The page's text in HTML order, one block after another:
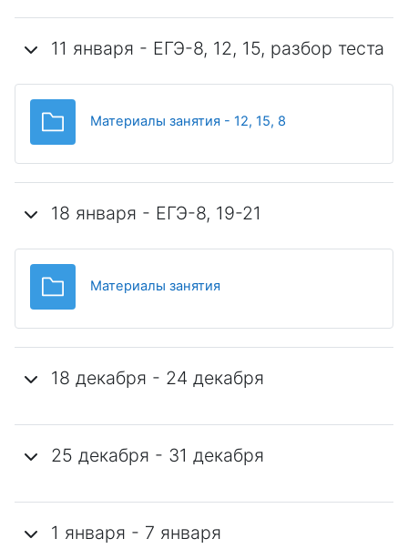
11 января - ЕГЭ-8, 12, 15, разбор теста
Материалы занятия - 12, 15, 8
18 января - ЕГЭ-8, 19-21
Материалы занятия
18 декабря - 24 декабря
25 декабря - 31 декабря
1 января - 7 января